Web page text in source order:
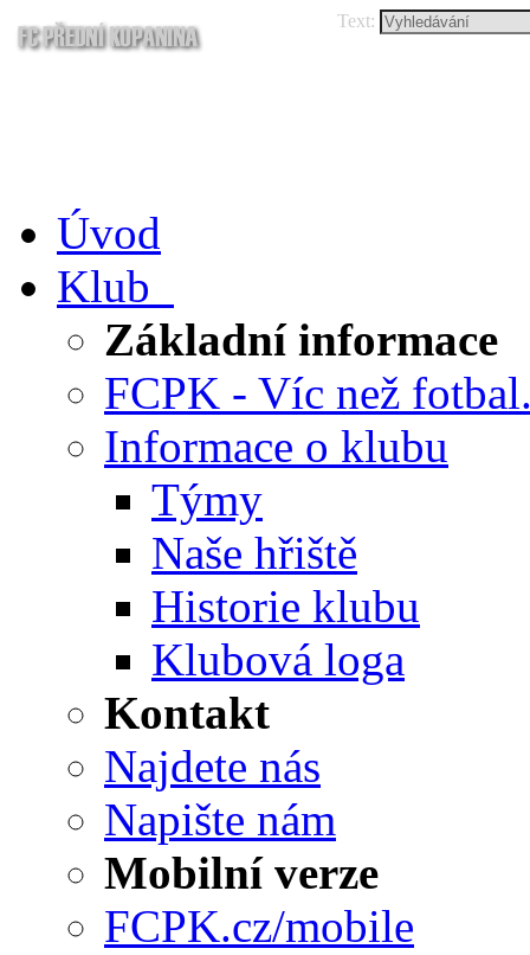
Text:
Úvod
Klub
Základní informace
FCPK - Víc než
Informace o klubu
Týmy
Naše hřiště
Historie klubu
Klubová loga
Kontakt
Najdete nás
Napište nám
Mobilní verze
FCPK.cz/mobile